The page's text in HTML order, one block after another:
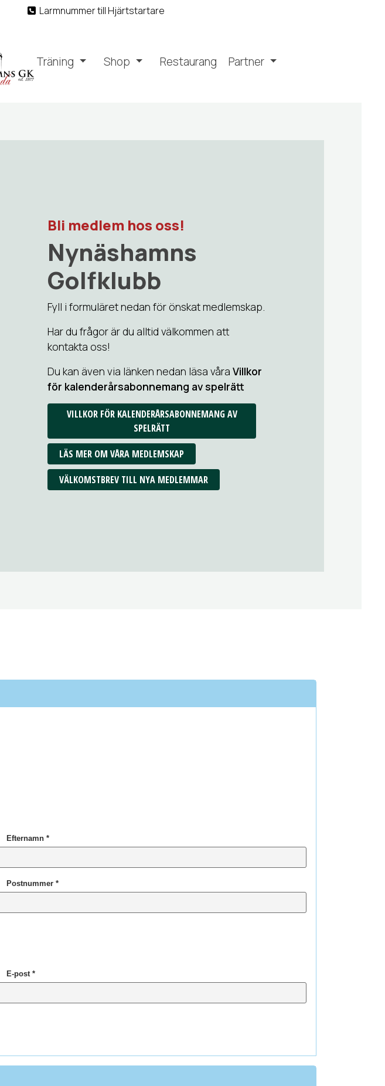
Larmnummer till Hjärtstartare
Träning Shop Restaurang Partner
Bli medlem hos oss!
Nynäshamns
Golfklubb
Fyll i formuläret nedan för önskat medlemskap.
Har du frågor är du alltid välkommen att
kontakta oss!
Du kan även via länken nedan läsa våra Villkor
för kalenderårsabonnemang av spelrätt
VILLKOR FÖR KALENDERÅRSABONNEMANG AV
SPELRÄTT
LÄS MER OM VÅRA MEDLEMSKAP
VÄLKOMSTBREV TILL NYA MEDLEMMAR
Efternamn *
Postnummer *
E-post *